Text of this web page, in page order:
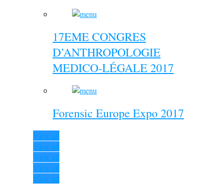
17EME CONGRES
D’ANTHROPOLOGIE
MEDICO-LÉGALE 2017
Forensic Europe Expo 2017
View all
View all
View all
View all
View all